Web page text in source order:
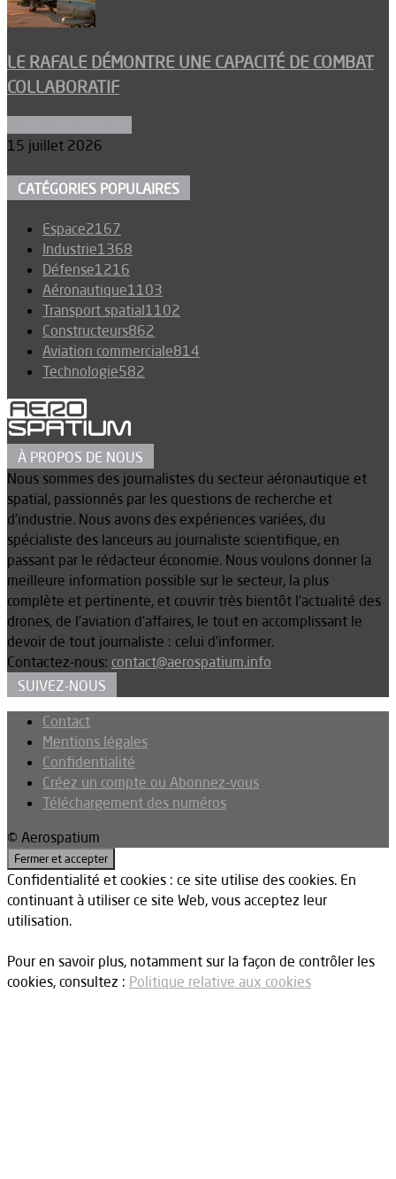
LE RAFALE DÉMONTRE UNE CAPACITÉ DE COMBAT
COLLABORATIF
15 juillet 2026
CATÉGORIES POPULAIRES
Espace2167
Industrie1368
Défense1216
Aéronautique1103
Transport spatial1102
Constructeurs862
Aviation commerciale814
Technologie582
À PROPOS DE NOUS
Nous sommes des journalistes du secteur aéronautique et
spatial, passionnés par les questions de recherche et
d’industrie. Nous avons des expériences variées, du
spécialiste des lanceurs au journaliste scientifique, en
passant par le rédacteur économie. Nous voulons donner la
meilleure information possible sur le secteur, la plus
complète et pertinente, et couvrir très bientôt l’actualité des
drones, de l’aviation d’affaires, le tout en accomplissant le
devoir de tout journaliste : celui d’informer.
Contactez-nous: contact@aerospatium.info
SUIVEZ-NOUS
Contact
Mentions légales
Confidentialité
Créez un compte ou Abonnez-vous
Téléchargement des numéros
© Aerospatium
Confidentialité et cookies : ce site utilise des cookies. En
continuant à utiliser ce site Web, vous acceptez leur
utilisation.
Pour en savoir plus, notamment sur la façon de contrôler les
cookies, consultez : Politique relative aux cookies